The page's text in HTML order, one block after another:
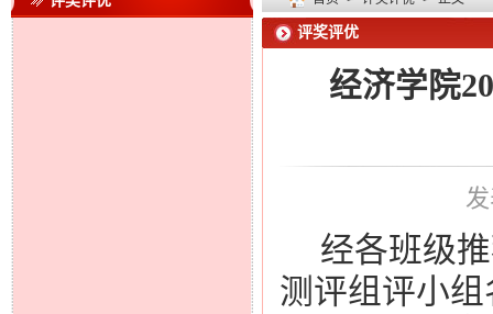
评奖评优
经济学院
经各班级
测评组评小